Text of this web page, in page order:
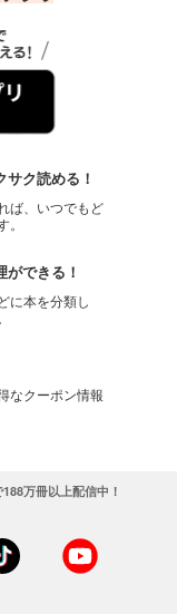
ク読める！
ば、いつでもど
できる！
に本を分類し
なクーポン情報
万冊以上配信中！